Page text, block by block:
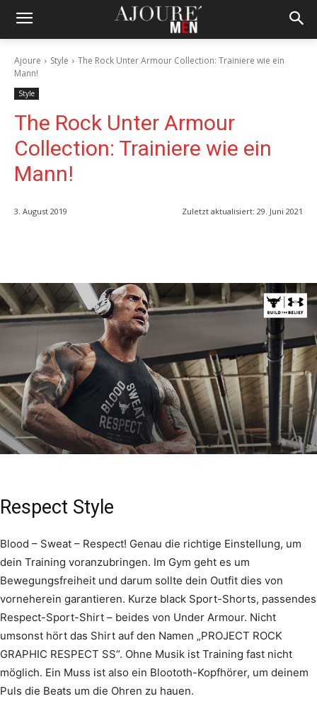
Ajoure Style
The Rock Unter Armour Collection: Trainiere wie ein
Mann!
Style
The Rock Unter Armour
Collection: Trainiere wie ein
Mann!
3. August 2019 Zuletzt aktualisiert: 29. Juni 2021
Respect Style
Blood – Sweat – Respect! Genau die richtige Einstellung, um
dein Training voranzubringen. Im Gym geht es um
Bewegungsfreiheit und darum sollte dein Outfit dies von
vorneherein garantieren. Kurze black Sport-Shorts, passendes
Respect-Sport-Shirt – beides von Under Armour. Nicht
umsonst hört das Shirt auf den Namen „PROJECT ROCK
GRAPHIC RESPECT SS“. Ohne Musik ist Training fast nicht
möglich. Ein Muss ist also ein Bloototh-Kopfhörer, um deinem
Puls die Beats um die Ohren zu hauen.